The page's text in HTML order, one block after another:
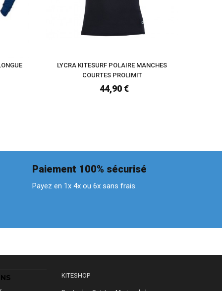
LYCRA KITESURF POLAIRE MANCHES
COURTES PROLIMIT
44,90 €
Paiement 100% sécurisé
Payez en 1x 4x ou 6x sans frais.
KITESHOP